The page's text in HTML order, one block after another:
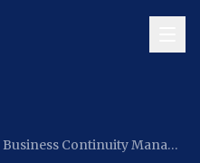
Security Officer Business Continuity Management